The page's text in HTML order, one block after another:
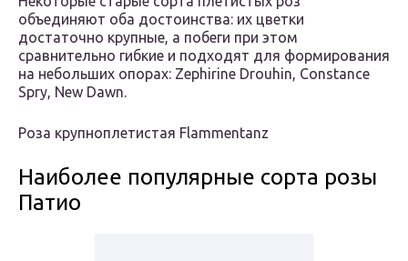
объединяют оба достоинства: их цветки
достаточно крупные, а побеги при этом
сравнительно гибкие и подходят для формирования
на небольших опорах: Zephirine Drouhin, Constance
Spry, New Dawn.
Роза крупноплетистая Flammentanz
Наиболее популярные сорта розы
Патио